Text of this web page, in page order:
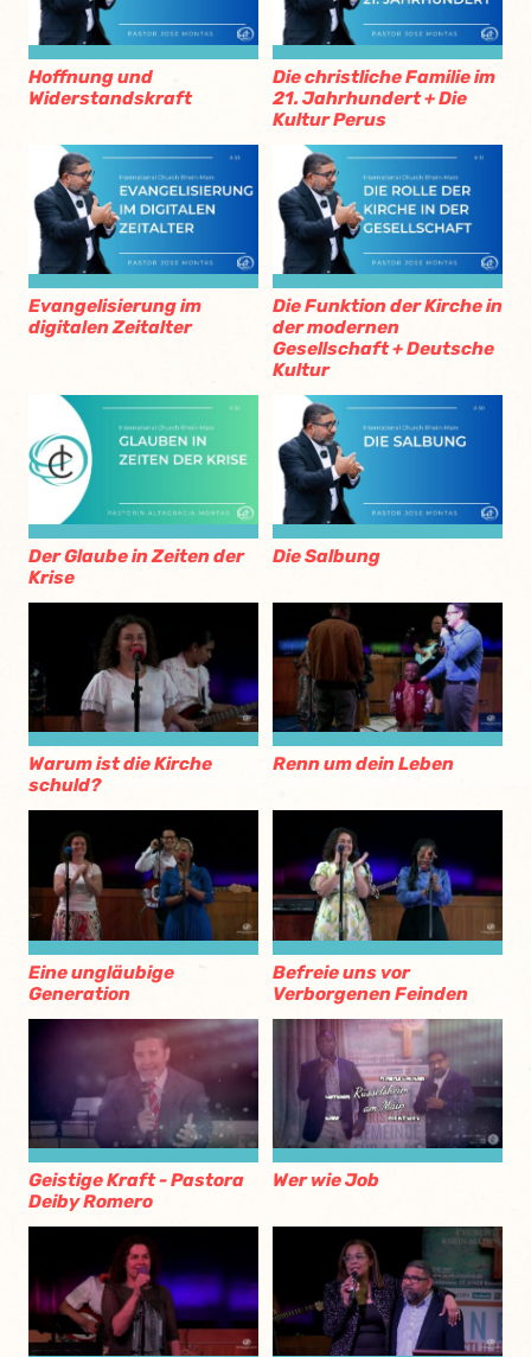
Hoffnung und
Widerstandskraft
Die christliche Familie im
21. Jahrhundert + Die
Kultur Perus
Evangelisierung im
digitalen Zeitalter
Die Funktion der Kirche in
der modernen
Gesellschaft + Deutsche
Kultur
Der Glaube in Zeiten der
Krise
Die Salbung
Warum ist die Kirche
schuld?
Renn um dein Leben
Eine ungläubige
Generation
Befreie uns vor
Verborgenen Feinden
Geistige Kraft - Pastora
Deiby Romero
Wer wie Job